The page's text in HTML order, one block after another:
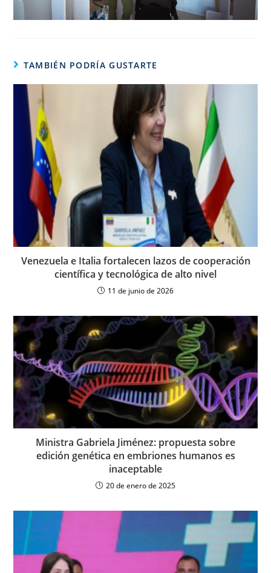
TAMBIÉN PODRÍA GUSTARTE
Venezuela e Italia fortalecen lazos de cooperación
científica y tecnológica de alto nivel
11 de junio de 2026
Ministra Gabriela Jiménez: propuesta sobre
edición genética en embriones humanos es
inaceptable
20 de enero de 2025